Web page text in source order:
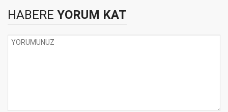
HABERE YORUM KAT